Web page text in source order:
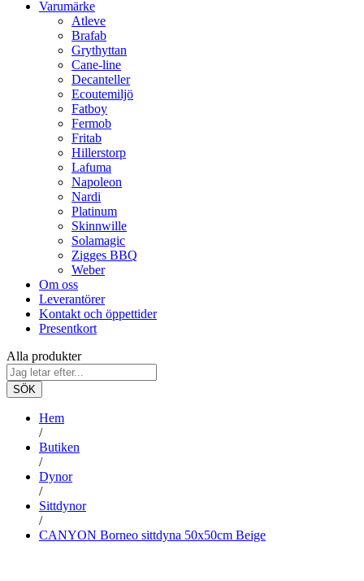
Varumärke
Atleve
Brafab
Grythyttan
Cane-line
Decanteller
Ecoutemiljö
Fatboy
Fermob
Fritab
Hillerstorp
Lafuma
Napoleon
Nardi
Platinum
Skinnwille
Solamagic
Zigges BBQ
Weber
Om oss
Leverantörer
Kontakt och öppettider
Presentkort
Alla produkter
SÖK
Hem
/
Butiken
/
Dynor
/
Sittdynor
/
CANYON Borneo sittdyna 50x50cm Beige